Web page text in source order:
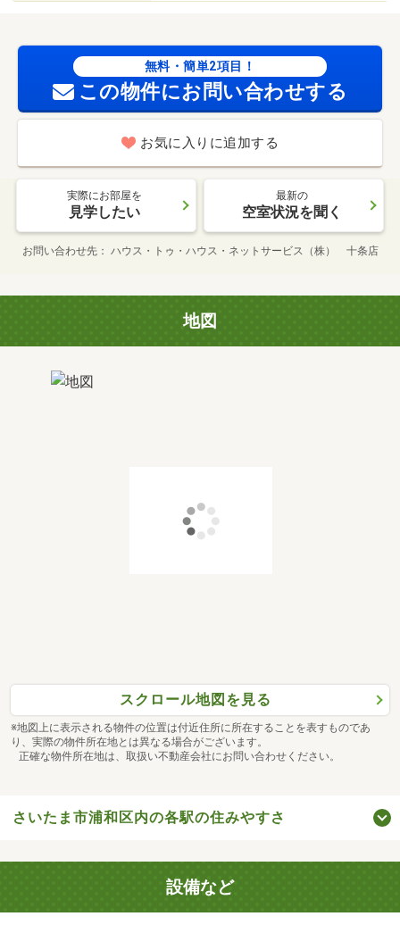
無料・簡単2項目！
この物件にお問い合わせする
お気に入りに追加する
実際にお部屋を
見学したい
最新の
空室状況を聞く
お問い合わせ先 ハウス・トゥ・ハウス・ネットサービス（株） 十条店
地図
スクロール地図を見る
※地図上に表示される物件の位置は付近住所に所在することを表すものであ
り、実際の物件所在地とは異なる場合がございます。
正確な物件所在地は、取扱い不動産会社にお問い合わせください。
さいたま市浦和区内の各駅の住みやすさ
設備など